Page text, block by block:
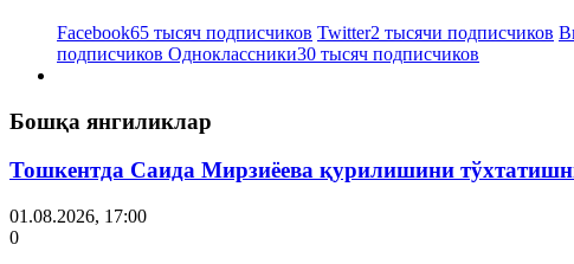
Facebook65 тысяч подписчиков Twitter2 тысячи подписчиков
подписчиков Одноклассники30 тысяч подписчиков
Бошқа янгиликлар
Тошкентда Саида Мирзиёева қурилишини
01.08.2026, 17:00
0